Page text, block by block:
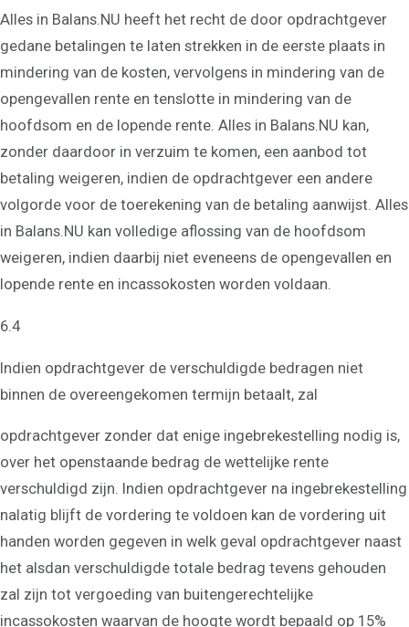
Alles in Balans.NU heeft het recht de door opdrachtgever
gedane betalingen te laten strekken in de eerste plaats in
mindering van de kosten, vervolgens in mindering van de
opengevallen rente en tenslotte in mindering van de
hoofdsom en de lopende rente. Alles in Balans.NU kan,
zonder daardoor in verzuim te komen, een aanbod tot
betaling weigeren, indien de opdrachtgever een andere
volgorde voor de toerekening van de betaling aanwijst. Alles
in Balans.NU kan volledige aflossing van de hoofdsom
weigeren, indien daarbij niet eveneens de opengevallen en
lopende rente en incassokosten worden voldaan.
6.4
Indien opdrachtgever de verschuldigde bedragen niet
binnen de overeengekomen termijn betaalt, zal
opdrachtgever zonder dat enige ingebrekestelling nodig is,
over het openstaande bedrag de wettelijke rente
verschuldigd zijn. Indien opdrachtgever na ingebrekestelling
nalatig blijft de vordering te voldoen kan de vordering uit
handen worden gegeven in welk geval opdrachtgever naast
het alsdan verschuldigde totale bedrag tevens gehouden
zal zijn tot vergoeding van buitengerechtelijke
incassokosten waarvan de hoogte wordt bepaald op 15%